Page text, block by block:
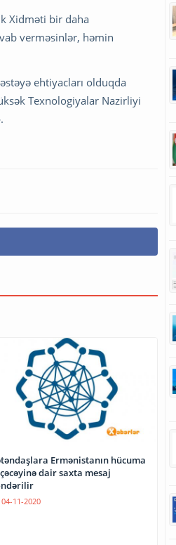
Xidməti bir daha
verməsinlər, həmin
ehtiyacları olduqda
Texnologiyalar Nazirliyi
Ermənistanın hücuma
dair saxta mesaj
04-11-2020